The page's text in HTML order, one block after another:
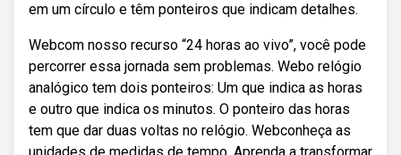
em um círculo e têm ponteiros que indicam detalhes.
Webcom nosso recurso “24 horas ao vivo”, você pode
percorrer essa jornada sem problemas. Webo relógio
analógico tem dois ponteiros: Um que indica as horas
e outro que indica os minutos. O ponteiro das horas
tem que dar duas voltas no relógio. Webconheça as